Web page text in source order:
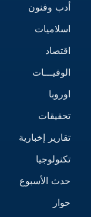
أدب وفنون
اسلاميات
اقتصاد
الوفيـــات
اوروبا
تحقيقات
تقارير إخبارية
تكنولوجيا
حدث الأسبوع
حوار